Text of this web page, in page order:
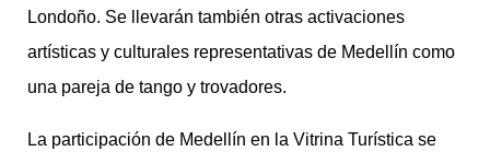
Londoño. Se llevarán también otras activaciones
artísticas y culturales representativas de Medellín como
una pareja de tango y trovadores.
La participación de Medellín en la Vitrina Turística se